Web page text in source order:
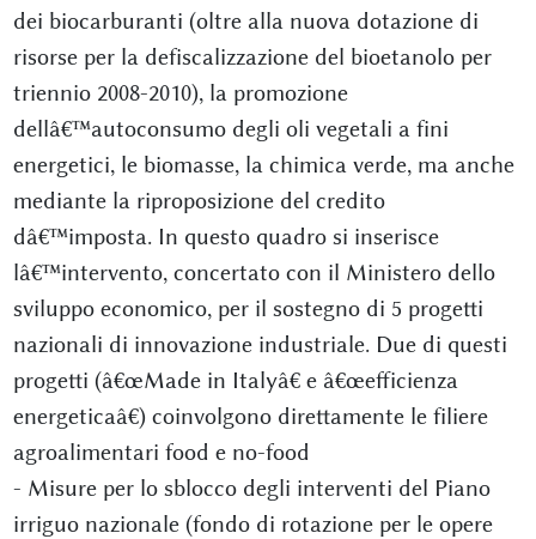
dei biocarburanti (oltre alla nuova dotazione di
risorse per la defiscalizzazione del bioetanolo per
triennio 2008-2010), la promozione
dellâ€™autoconsumo degli oli vegetali a fini
energetici, le biomasse, la chimica verde, ma anche
mediante la riproposizione del credito
dâ€™imposta. In questo quadro si inserisce
lâ€™intervento, concertato con il Ministero dello
sviluppo economico, per il sostegno di 5 progetti
nazionali di innovazione industriale. Due di questi
progetti (â€œMade in Italyâ€ e â€œefficienza
energeticaâ€) coinvolgono direttamente le filiere
agroalimentari food e no-food
- Misure per lo sblocco degli interventi del Piano
irriguo nazionale (fondo di rotazione per le opere